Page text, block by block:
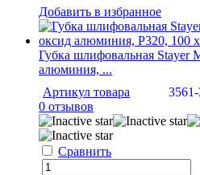
Добавить в избранное
Губка шлифовальная Stayer
алюминия, ...
Артикул товара
0 отзывов
Сравнить